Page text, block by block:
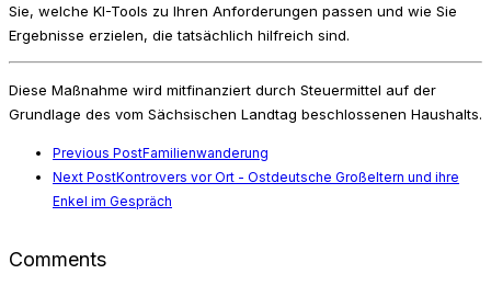
Sie, welche KI-Tools zu Ihren Anforderungen passen und wie Sie
Ergebnisse erzielen, die tatsächlich hilfreich sind.
Diese Maßnahme wird mitfinanziert durch Steuermittel auf der
Grundlage des vom Sächsischen Landtag beschlossenen Haushalts.
Previous PostFamilienwanderung
Next PostKontrovers vor Ort - Ostdeutsche Großeltern und ihre
Enkel im Gespräch
Comments